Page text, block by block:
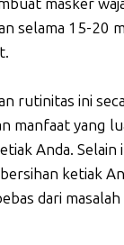
selama 15-20
rutinitas ini
manfaat yang
Anda.
ketiak
dari